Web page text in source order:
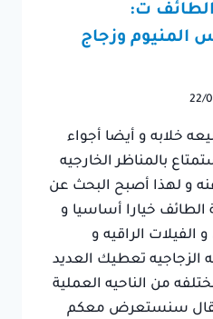
ت:
– مجالس المنيوم وزجاج
22/
خلابه و أيضا أجواء
بالمناظر الخارجيه
و لهذا أصبح البحث عن
خيارا أساسيا و
الفيلات الراقيه و
الزجاجيه تعطيك العديد
من الناحيه العملية
سنستعرض معكم